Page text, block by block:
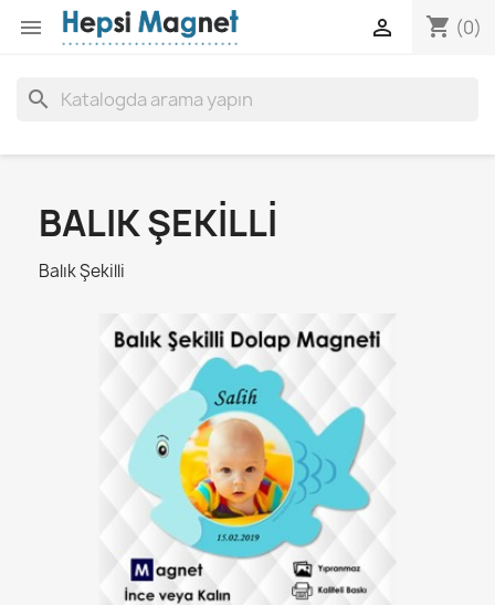
 shopping_cart (0)

search
BALIK ŞEKILLI
Balık Şekilli